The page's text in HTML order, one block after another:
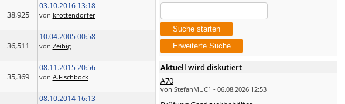
38,925
03.10.2016 13:18
von krottendorfer
36,511
10.04.2005 00:58
von Zeibig
35,369
08.11.2015 20:56
von A.Fischböck
08.10.2014 16:13
Aktuell wird diskutiert
A70
von StefanMUC1 - 06.08.2026 12:53